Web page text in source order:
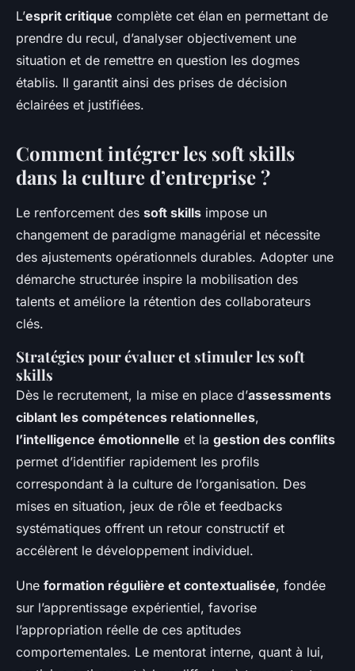
L’esprit critique complète cet élan en permettant de
prendre du recul, d’analyser objectivement une
situation et de remettre en question les dogmes
établis. Il garantit ainsi des prises de décision
éclairées et justifiées.
Comment intégrer les soft skills
dans la culture d’entreprise ?
Le renforcement des soft skills impose un
changement de paradigme managérial et nécessite
des ajustements opérationnels durables. Adopter une
démarche structurée inspire la mobilisation des
talents et améliore la rétention des collaborateurs
clés.
Stratégies pour évaluer et stimuler les soft
skills
Dès le recrutement, la mise en place d’assessments
ciblant les compétences relationnelles,
l’intelligence émotionnelle et la gestion des conflits
permet d’identifier rapidement les profils
correspondant à la culture de l’organisation. Des
mises en situation, jeux de rôle et feedbacks
systématiques offrent un retour constructif et
accélèrent le développement individuel.
Une formation régulière et contextualisée, fondée
sur l’apprentissage expérientiel, favorise
l’appropriation réelle de ces aptitudes
comportementales. Le mentorat interne, quant à lui,